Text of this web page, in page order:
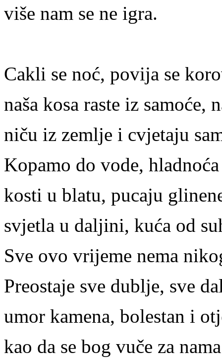
više nam se ne igra.
Cakli se noć, povija se
naša kosa raste iz samoće,
niču iz zemlje i cvjetaju
Kopamo do vode,
kosti u blatu, pucaju
svjetla u daljini, kuća od
Sve ovo vrijeme nema
Preostaje sve dublje, sve
umor kamena, bolestan i
kao da se bog vuče za